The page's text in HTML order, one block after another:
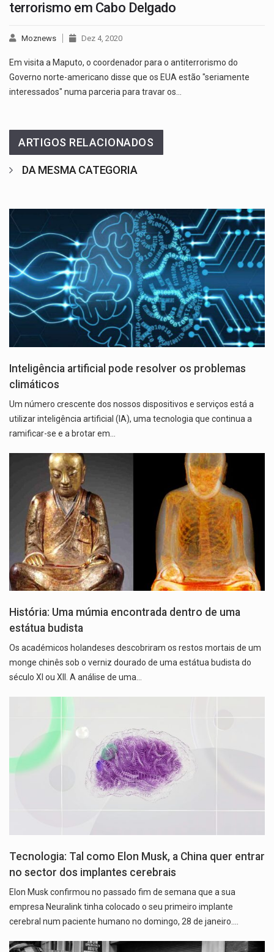
terrorismo em Cabo Delgado
Moznews Dez 4, 2020
Em visita a Maputo, o coordenador para o antiterrorismo do
Governo norte-americano disse que os EUA estão "seriamente
interessados" numa parceria para travar os…
ARTIGOS RELACIONADOS
DA MESMA CATEGORIA
Inteligência artificial pode resolver os problemas
climáticos
Um número crescente dos nossos dispositivos e serviços está a
utilizar inteligência artificial (IA), uma tecnologia que continua a
ramificar-se e a brotar em…
História: Uma múmia encontrada dentro de uma
estátua budista
Os académicos holandeses descobriram os restos mortais de um
monge chinês sob o verniz dourado de uma estátua budista do
século XI ou XII. A análise de uma…
Tecnologia: Tal como Elon Musk, a China quer entrar
no sector dos implantes cerebrais
Elon Musk confirmou no passado fim de semana que a sua
empresa Neuralink tinha colocado o seu primeiro implante
cerebral num paciente humano no domingo, 28 de janeiro.…